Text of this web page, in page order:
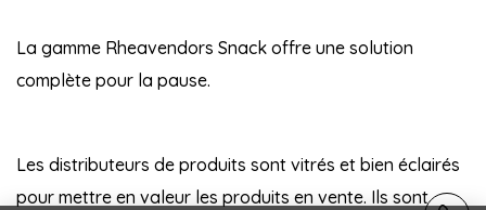
La gamme Rheavendors Snack offre une solution
complète pour la pause.
Les distributeurs de produits sont vitrés et bien éclairés
pour mettre en valeur les produits en vente. Ils sont